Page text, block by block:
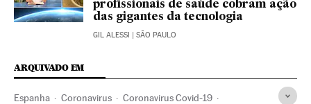
profissionais de saúde cobram ação
das gigantes da tecnologia
GIL ALESSI | SÃO PAULO
ARQUIVADO EM
Espanha Coronavirus Coronavirus Covid-19